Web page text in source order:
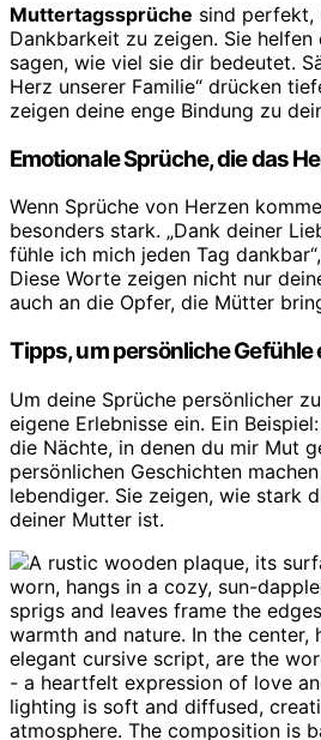
Muttertagssprüche sind perfekt,
Dankbarkeit zu zeigen. Sie
sagen, wie viel sie dir bedeutet.
Herz unserer Familie“ drücken
zeigen deine enge Bindung zu
Emotionale Sprüche, die das
Wenn Sprüche von Herzen
besonders stark. „Dank deiner
fühle ich mich jeden Tag
Diese Worte zeigen nicht nur
auch an die Opfer, die Mütter
Tipps, um persönliche
Um deine Sprüche persönlicher
eigene Erlebnisse ein. Ein
die Nächte, in denen du mir Mut
persönlichen Geschichten
lebendiger. Sie zeigen, wie stark
deiner Mutter ist.